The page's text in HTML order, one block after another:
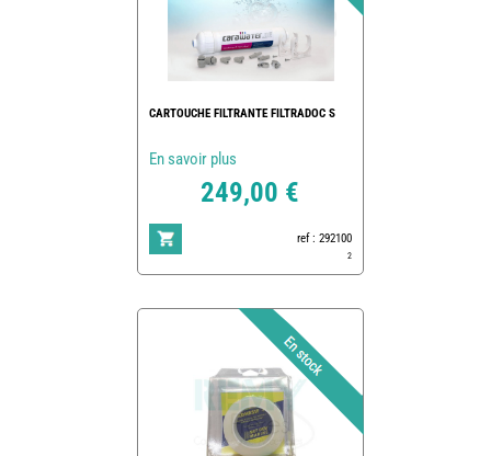
CARTOUCHE FILTRANTE FILTRADOC S
En savoir plus
249,00 €
ref : 292100
2